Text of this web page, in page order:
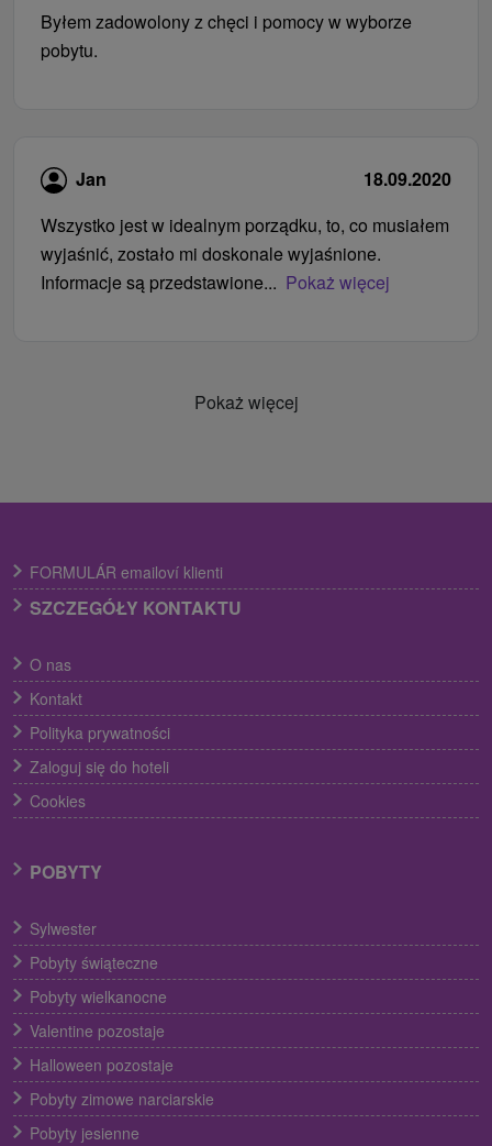
Byłem zadowolony z chęci i pomocy w wyborze
pobytu.
Jan
18.09.2020
Wszystko jest w idealnym porządku, to, co musiałem
wyjaśnić, zostało mi doskonale wyjaśnione.
Informacje są przedstawione... Pokaż więcej
Pokaż więcej
FORMULÁR emailoví klienti
SZCZEGÓŁY KONTAKTU
O nas
Kontakt
Polityka prywatności
Zaloguj się do hoteli
Cookies
POBYTY
Sylwester
Pobyty świąteczne
Pobyty wielkanocne
Valentine pozostaje
Halloween pozostaje
Pobyty zimowe narciarskie
Pobyty jesienne